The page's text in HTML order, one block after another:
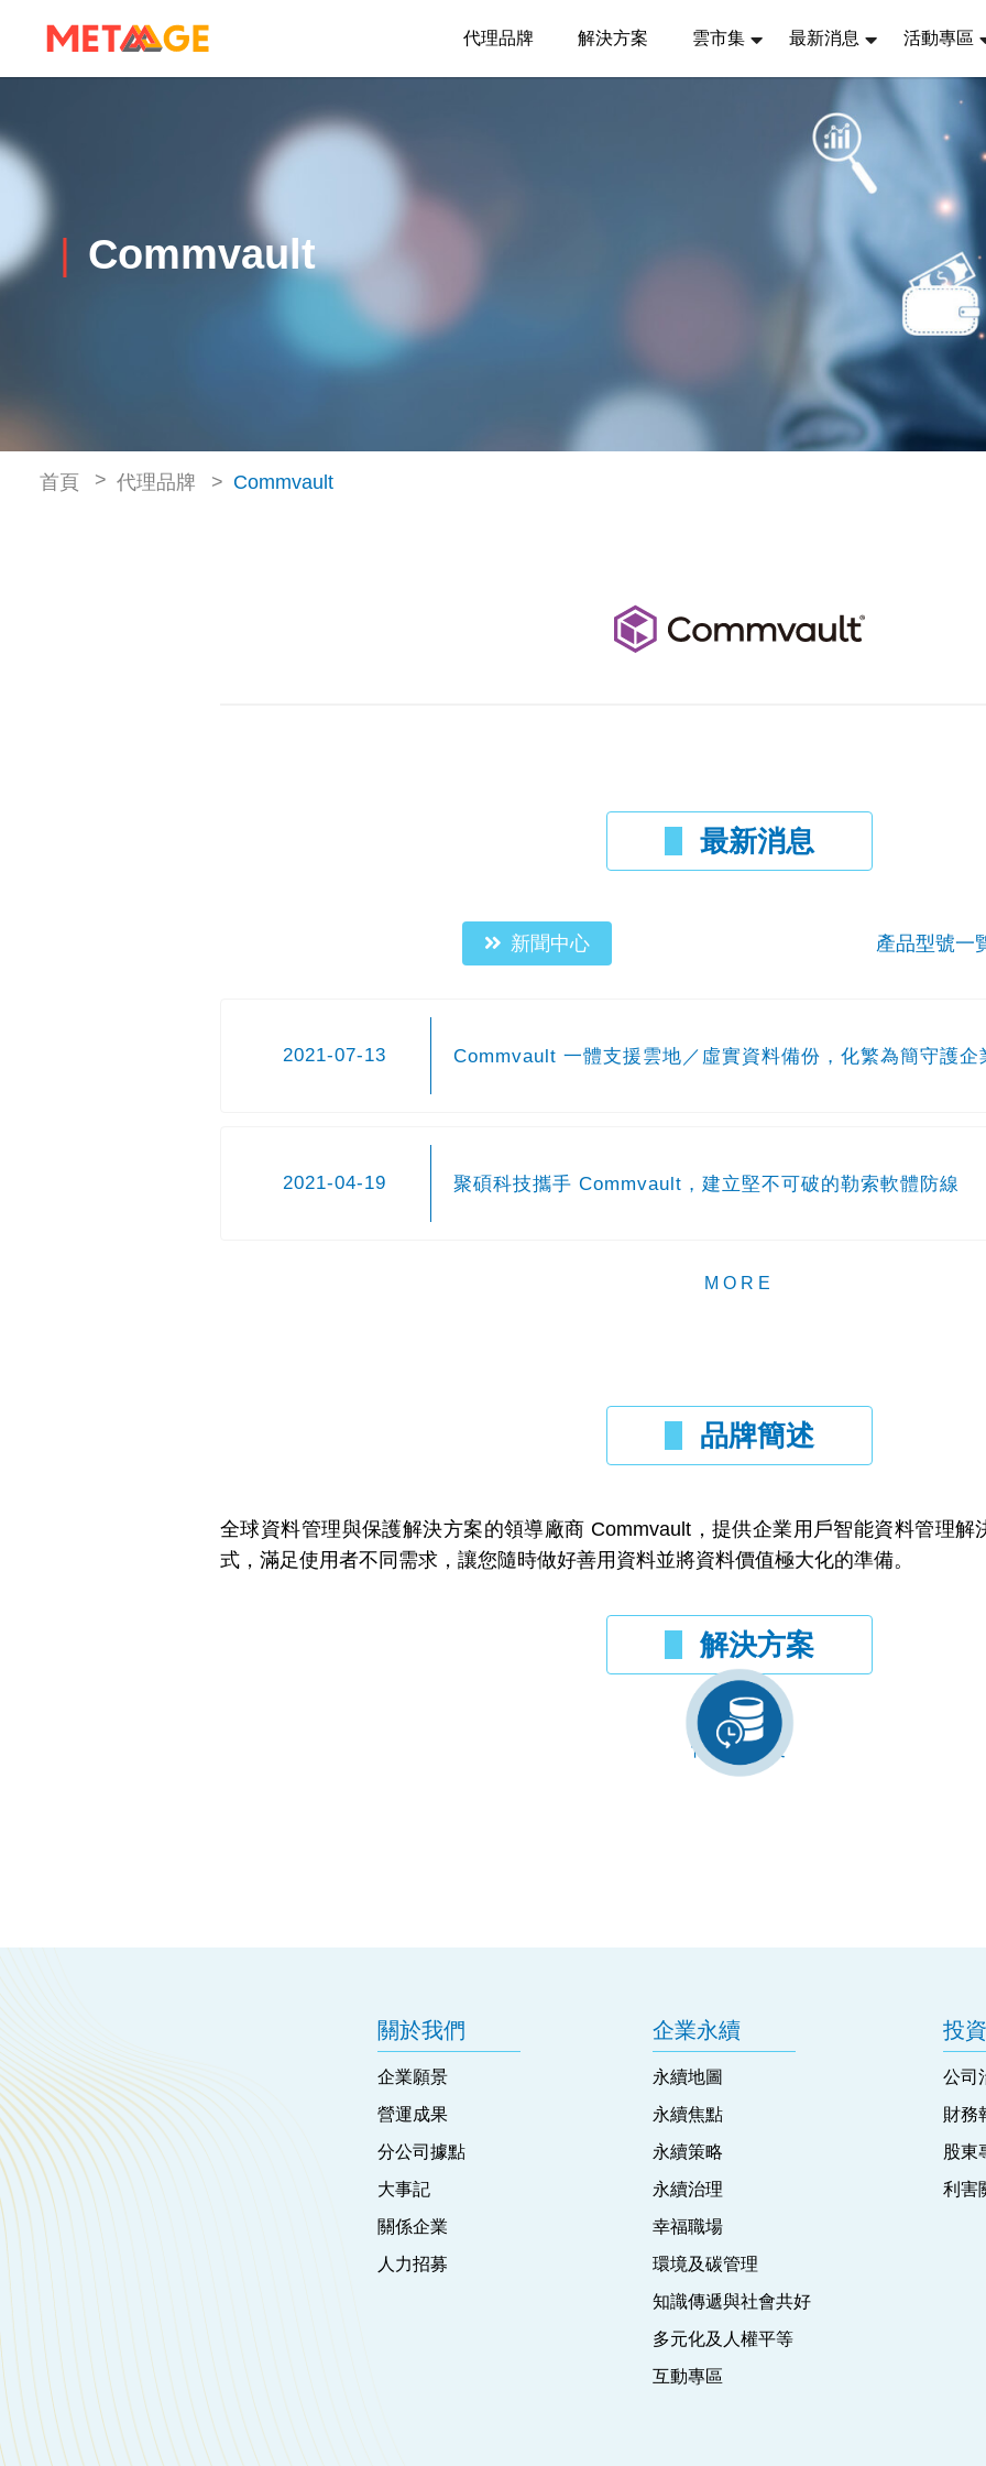
代理品牌 解決方案 雲市集 最新消息 活動專區
Commvault
首頁 代理品牌 Commvault
最新消息
新聞中心 產品型號一
2021-07-13 Commvault 一體支援雲地／虛實資料備份，化繁為簡守護企
2021-04-19 聚碩科技攜手 Commvault，建立堅不可破的勒索軟體防線
MORE
品牌簡述
全球資料管理與保護解決方案的領導廠商 Commvault，提供企業用戶智能資料管理解
式，滿足使用者不同需求，讓您隨時做好善用資料並將資料價值極大化的準備。
解決方案
備份備援
關於我們
企業願景
營運成果
分公司據點
大事記
關係企業
人力招募
企業永續
永續地圖
永續焦點
永續策略
永續治理
幸福職場
環境及碳管理
知識傳遞與社會共好
多元化及人權平等
互動專區
投
公司
財務
股東
利害